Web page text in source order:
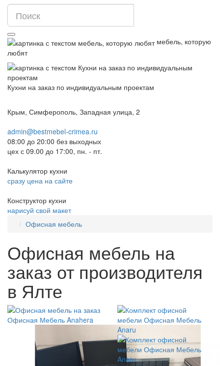
мебель, которую
любят
Кухни на заказ по индивидуальным проектам
Крым, Симферополь, Западная улица, 2
admin@bestmebel-crimea.ru
08:00 до 20:00 без выходных
цех с 09.00 до 17:00, пн. - пт.
Калькулятор кухни
сразу цена на сайте
Конструктор кухни
нарисуй свой макет
Офисная мебель
Офисная мебель на
заказ от производителя
в Ялте